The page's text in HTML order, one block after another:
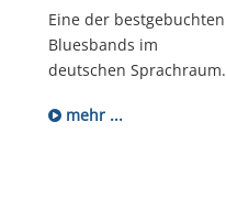
Eine der bestgebuchten
Bluesbands im
deutschen Sprachraum.
mehr ...